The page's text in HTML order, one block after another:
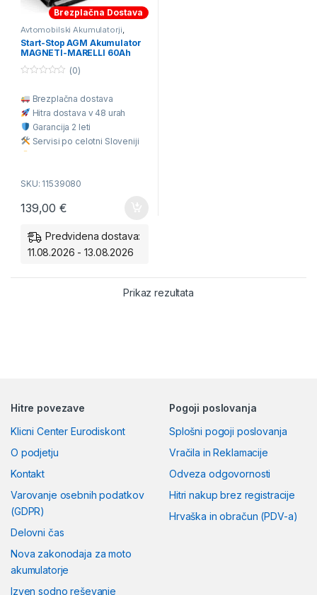
Brezplačna Dostava
Avtomobilski Akumulatorji,
Start&Stop Akumulatorji 50Ah-
66Ah
Start-Stop AGM Akumulator
MAGNETI-MARELLI 60Ah
u
o
f
5
(0)
Brezplačna dostava
Hitra dostava v 48 urah
Garancija 2 leti
Servisi po celotni Sloveniji
SKU: 11539080
139,00€
Predvidena dostava:
11.08.2026 - 13.08.2026
Prikaz rezultata
Hitre povezave
Klicni Center Eurodiskont
O podjetju
Kontakt
Varovanje osebnih podatkov
(GDPR)
Delovni čas
Nova zakonodaja za moto
akumulatorje
Izven sodno reševanje
Pogoji poslovanja
Splošni pogoji poslovanja
Vračila in Reklamacije
Odveza odgovornosti
Hitri nakup brez registracije
Hrvaška in obračun (PDV-a)